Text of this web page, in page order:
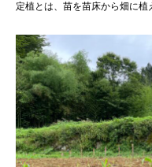
定植とは、苗を苗床から畑に植